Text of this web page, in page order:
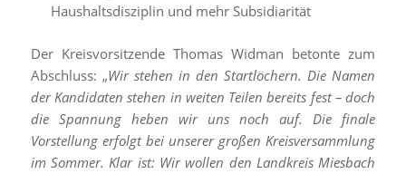
Haushaltsdisziplin und mehr Subsidiarität
Der Kreisvorsitzende Thomas Widman betonte zum
Abschluss: „Wir stehen in den Startlöchern. Die Namen
der Kandidaten stehen in weiten Teilen bereits fest – doch
die Spannung heben wir uns noch auf. Die finale
Vorstellung erfolgt bei unserer großen Kreisversammlung
im Sommer. Klar ist: Wir wollen den Landkreis Miesbach